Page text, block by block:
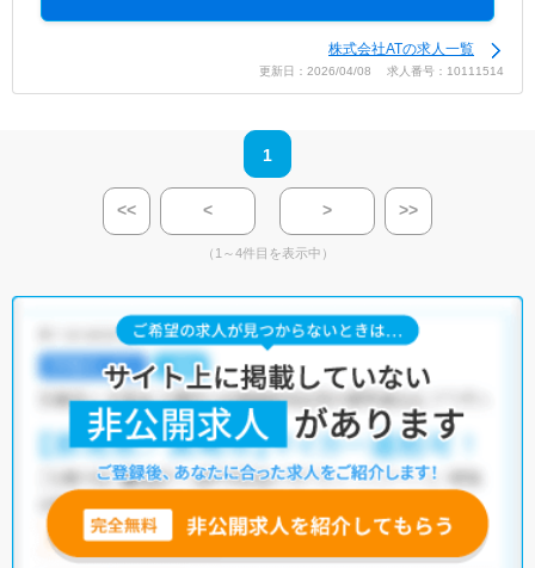
株式会社ATの求人一覧
更新日：2026/04/08 求人番号：10111514
1
<< < > >>
（1～4件目を表示中）